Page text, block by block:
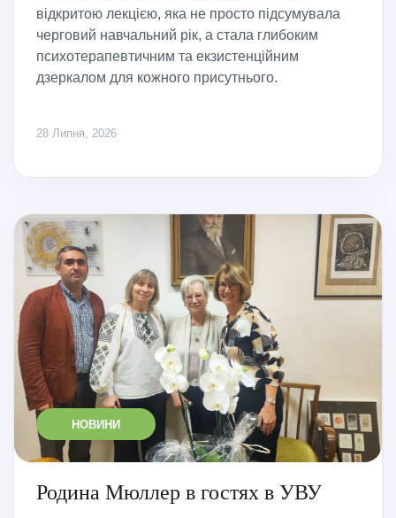
відкритою лекцією, яка не просто підсумувала
черговий навчальний рік, а стала глибоким
психотерапевтичним та екзистенційним
дзеркалом для кожного присутнього.
28 Липня, 2026
НОВИНИ
Родина Мюллер в гостях в УВУ